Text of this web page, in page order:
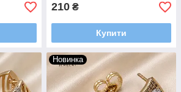
210 ₴
Купити
Новинка